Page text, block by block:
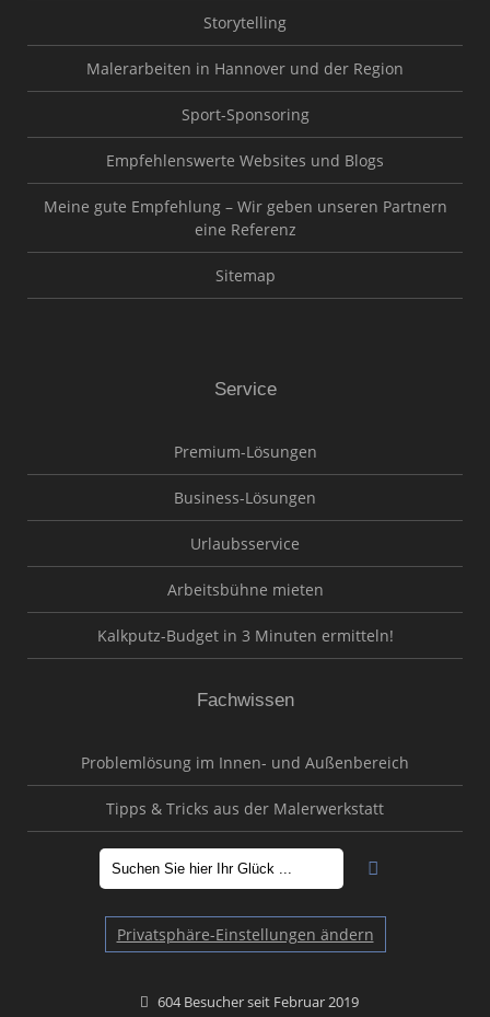
Storytelling
Malerarbeiten in Hannover und der Region
Sport-Sponsoring
Empfehlenswerte Websites und Blogs
Meine gute Empfehlung – Wir geben unseren Partnern
eine Referenz
Sitemap
Service
Premium-Lösungen
Business-Lösungen
Urlaubsservice
Arbeitsbühne mieten
Kalkputz-Budget in 3 Minuten ermitteln!
Fachwissen
Problemlösung im Innen- und Außenbereich
Tipps & Tricks aus der Malerwerkstatt
Privatsphäre-Einstellungen ändern
604 Besucher seit Februar 2019